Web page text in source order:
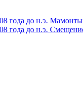
года до н.э.
года до н.э.